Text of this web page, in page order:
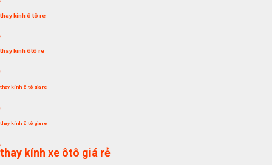
thay kính ô tô re
,
thay kính ôtô re
,
thay kính ô tô gia re
thay kính ô tô gia re
,
thay kính xe ôtô giá rẻ
,